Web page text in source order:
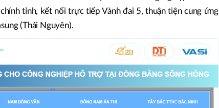
tỉnh, kết nối trực tiếp Vành đai 5, thuận tiện cung ứng
(Thái Nguyên).